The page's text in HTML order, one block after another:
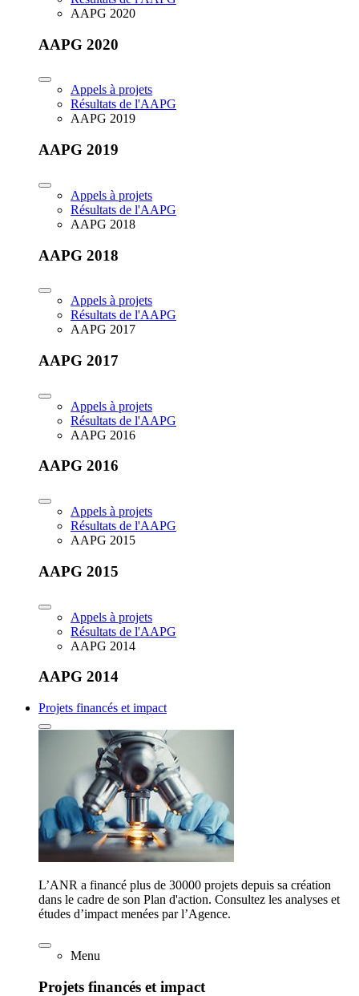
AAPG 2020
AAPG 2020
Appels à projets
Résultats de l'AAPG
AAPG 2019
AAPG 2019
Appels à projets
Résultats de l'AAPG
AAPG 2018
AAPG 2018
Appels à projets
Résultats de l'AAPG
AAPG 2017
AAPG 2017
Appels à projets
Résultats de l'AAPG
AAPG 2016
AAPG 2016
Appels à projets
Résultats de l'AAPG
AAPG 2015
AAPG 2015
Appels à projets
Résultats de l'AAPG
AAPG 2014
AAPG 2014
Projets financés et impact
L’ANR a financé plus de 30000 projets depuis sa création
dans le cadre de son Plan d'action. Consultez les analyses et
études d’impact menées par l’Agence.
Menu
Projets financés et impact